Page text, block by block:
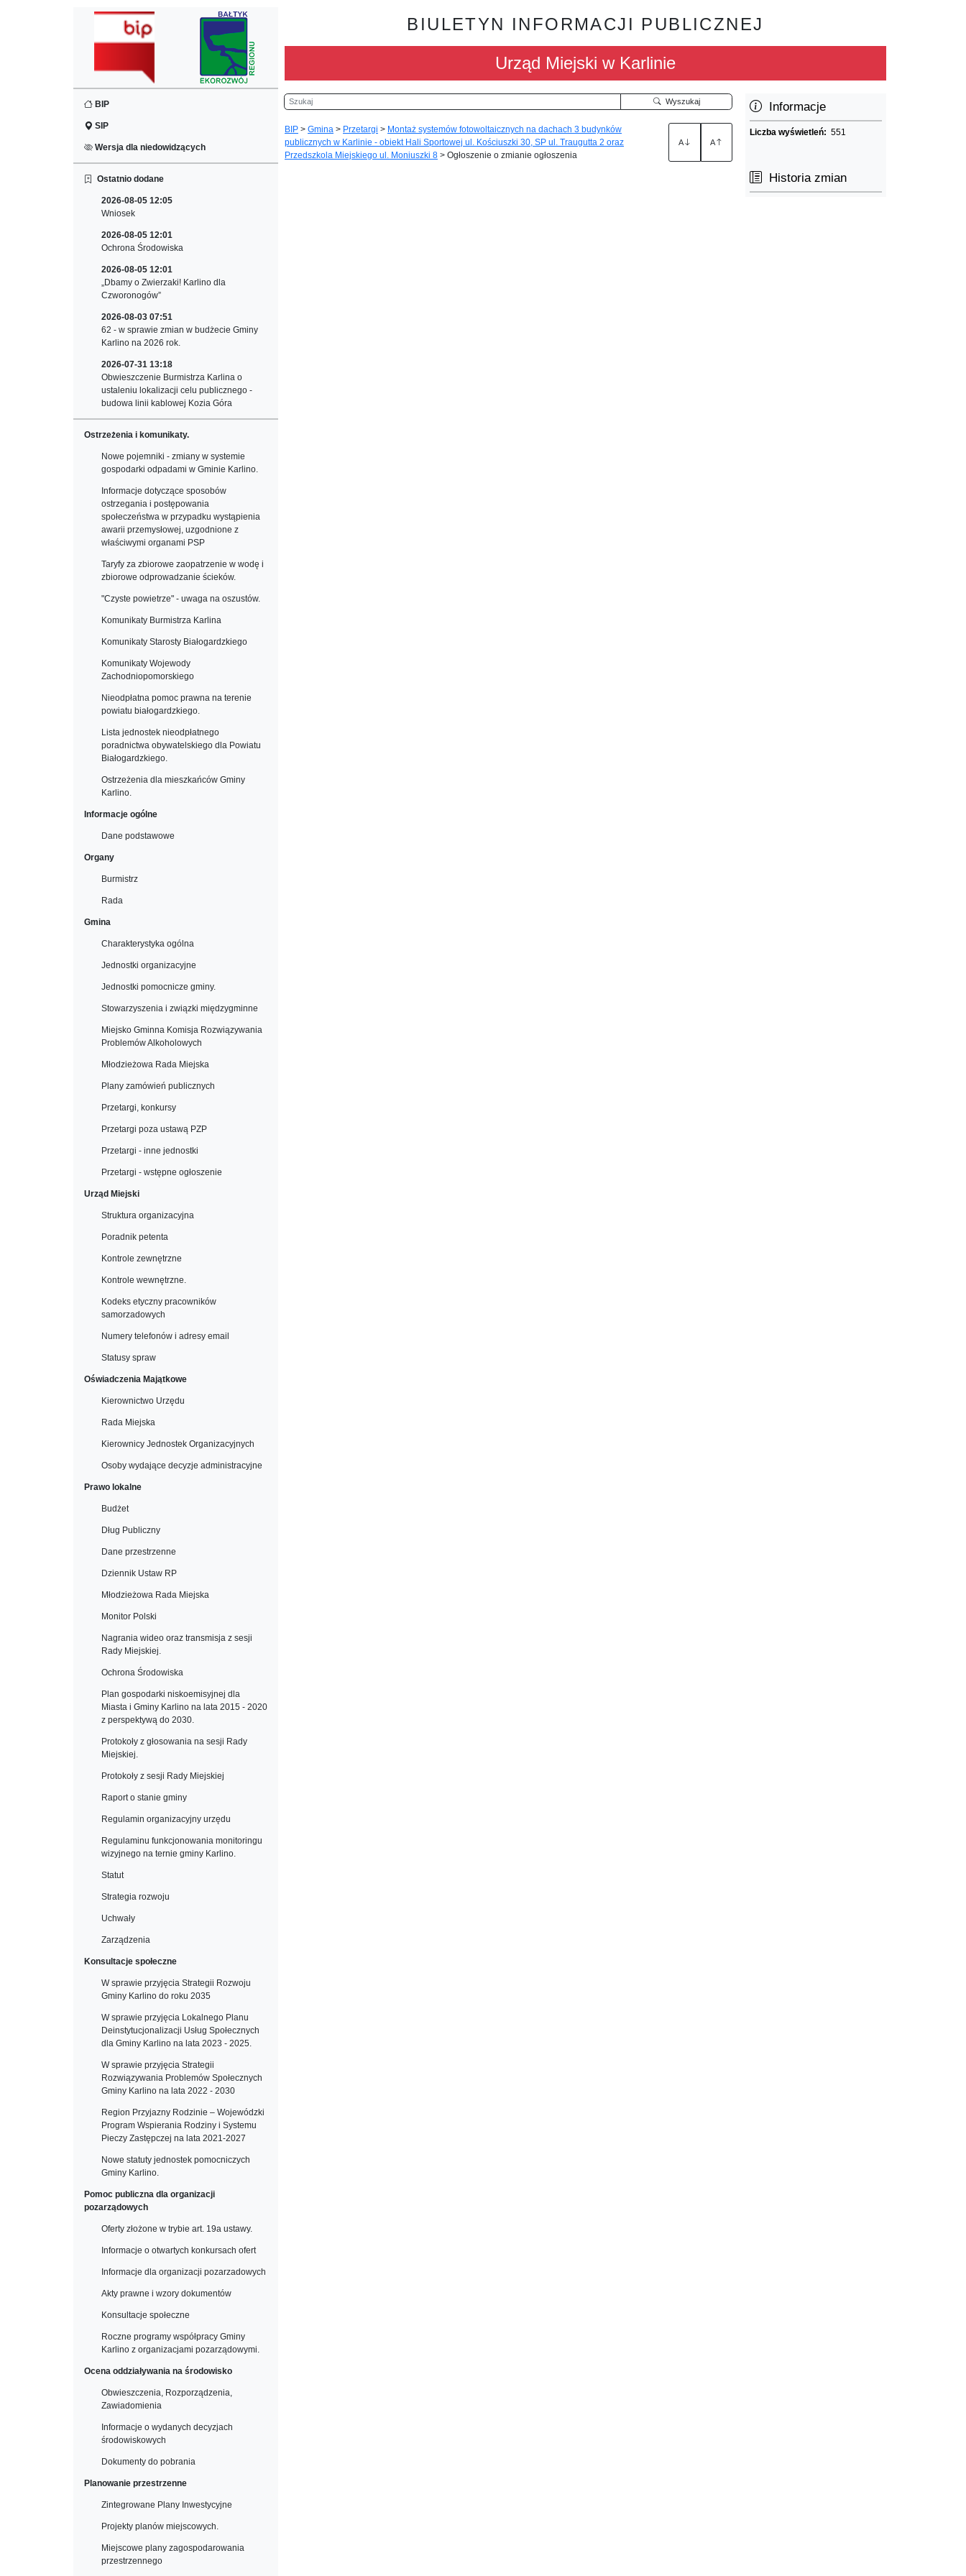
BIP
SIP
Wersja dla niedowidzących
Ostatnio dodane
2026-08-05 12:05
Wniosek
2026-08-05 12:01
Ochrona Środowiska
2026-08-05 12:01
„Dbamy o Zwierzaki! Karlino dla
Czworonogów”
2026-08-03 07:51
62 - w sprawie zmian w budżecie Gminy
Karlino na 2026 rok.
2026-07-31 13:18
Obwieszczenie Burmistrza Karlina o
ustaleniu lokalizacji celu publicznego -
budowa linii kablowej Kozia Góra
Ostrzeżenia i komunikaty.
Nowe pojemniki - zmiany w systemie
gospodarki odpadami w Gminie Karlino.
Informacje dotyczące sposobów
ostrzegania i postępowania
społeczeństwa w przypadku wystąpienia
awarii przemysłowej, uzgodnione z
właściwymi organami PSP
Taryfy za zbiorowe zaopatrzenie w wodę i
zbiorowe odprowadzanie ścieków.
"Czyste powietrze" - uwaga na oszustów.
Komunikaty Burmistrza Karlina
Komunikaty Starosty Białogardzkiego
Komunikaty Wojewody
Zachodniopomorskiego
Nieodpłatna pomoc prawna na terenie
powiatu białogardzkiego.
Lista jednostek nieodpłatnego
poradnictwa obywatelskiego dla Powiatu
Białogardzkiego.
Ostrzeżenia dla mieszkańców Gminy
Karlino.
Informacje ogólne
Dane podstawowe
Organy
Burmistrz
Rada
Gmina
Charakterystyka ogólna
Jednostki organizacyjne
Jednostki pomocnicze gminy.
Stowarzyszenia i związki międzygminne
Miejsko Gminna Komisja Rozwiązywania
Problemów Alkoholowych
Młodzieżowa Rada Miejska
Plany zamówień publicznych
Przetargi, konkursy
Przetargi poza ustawą PZP
Przetargi - inne jednostki
Przetargi - wstępne ogłoszenie
Urząd Miejski
Struktura organizacyjna
Poradnik petenta
Kontrole zewnętrzne
Kontrole wewnętrzne.
Kodeks etyczny pracowników
samorzadowych
Numery telefonów i adresy email
Statusy spraw
Oświadczenia Majątkowe
Kierownictwo Urzędu
Rada Miejska
Kierownicy Jednostek Organizacyjnych
Osoby wydające decyzje administracyjne
Prawo lokalne
Budżet
Dług Publiczny
Dane przestrzenne
Dziennik Ustaw RP
Młodzieżowa Rada Miejska
Monitor Polski
Nagrania wideo oraz transmisja z sesji
Rady Miejskiej.
Ochrona Środowiska
Plan gospodarki niskoemisyjnej dla
Miasta i Gminy Karlino na lata 2015 - 2020
z perspektywą do 2030.
Protokoły z głosowania na sesji Rady
Miejskiej.
Protokoły z sesji Rady Miejskiej
Raport o stanie gminy
Regulamin organizacyjny urzędu
Regulaminu funkcjonowania monitoringu
wizyjnego na ternie gminy Karlino.
Statut
Strategia rozwoju
Uchwały
Zarządzenia
Konsultacje społeczne
W sprawie przyjęcia Strategii Rozwoju
Gminy Karlino do roku 2035
W sprawie przyjęcia Lokalnego Planu
Deinstytucjonalizacji Usług Społecznych
dla Gminy Karlino na lata 2023 - 2025.
W sprawie przyjęcia Strategii
Rozwiązywania Problemów Społecznych
Gminy Karlino na lata 2022 - 2030
Region Przyjazny Rodzinie – Wojewódzki
Program Wspierania Rodziny i Systemu
Pieczy Zastępczej na lata 2021-2027
Nowe statuty jednostek pomocniczych
Gminy Karlino.
Pomoc publiczna dla organizacji
pozarządowych
Oferty złożone w trybie art. 19a ustawy.
Informacje o otwartych konkursach ofert
Informacje dla organizacji pozarzadowych
Akty prawne i wzory dokumentów
Konsultacje społeczne
Roczne programy współpracy Gminy
Karlino z organizacjami pozarządowymi.
Ocena oddziaływania na środowisko
Obwieszczenia, Rozporządzenia,
Zawiadomienia
Informacje o wydanych decyzjach
środowiskowych
Dokumenty do pobrania
Planowanie przestrzenne
Zintegrowane Plany Inwestycyjne
Projekty planów miejscowych.
Miejscowe plany zagospodarowania
przestrzennego
BIULETYN INFORMACJI PUBLICZNEJ
Urząd Miejski w Karlinie
Szukaj Wyszukaj
BIP > Gmina > Przetargi > Montaż systemów fotowoltaicznych na dachach 3 budynków
publicznych w Karlinie - obiekt Hali Sportowej ul. Kościuszki 30, SP ul. Traugutta 2 oraz
Przedszkola Miejskiego ul. Moniuszki 8 > Ogłoszenie o zmianie ogłoszenia
A A
Informacje
Liczba wyświetleń:551
Historia zmian